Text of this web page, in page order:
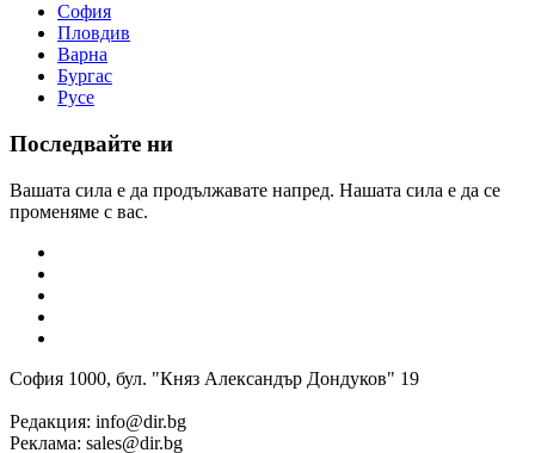
София
Пловдив
Варна
Бургас
Русе
Последвайте ни
Вашата сила е да продължавате напред. Нашата сила е да се
променяме с вас.
София 1000, бул. "Княз Александър Дондуков" 19
Редакция: info@dir.bg
Реклама: sales@dir.bg